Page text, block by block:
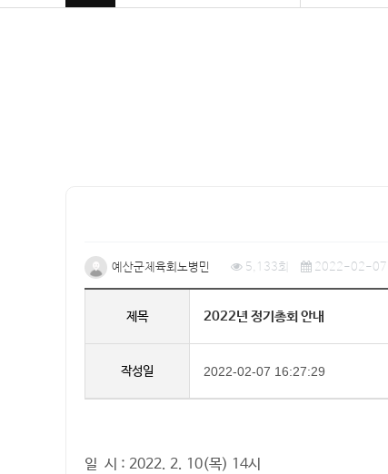
예산군체육회노병민 5,133회 2022-02-07
제목 2022년 정기총회 안내
작성일 2022-02-07 16:27:29
일 시 : 2022. 2. 10(목) 14시